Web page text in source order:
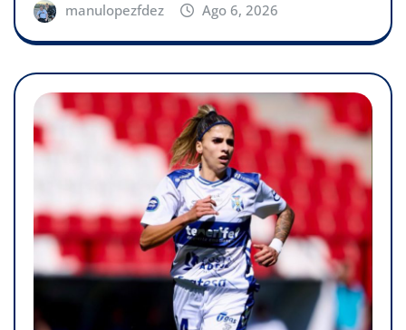
manulopezfdez Ago 6, 2026